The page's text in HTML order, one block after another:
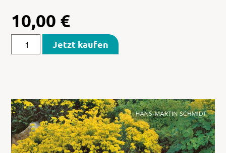
10,00 €
Jetzt kaufen